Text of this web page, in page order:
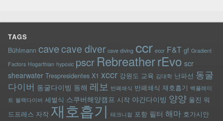
TAGS
Bühlmann cavecave diver cave diving ccr eccr F&T gf Gradient
Factors Hogarthian hypoxic pscr RebreatherrEvo scr
shearwater Trespresidentes X1 xccr 강원도 교육 김대학 난파선 동굴
다이버 동굴다이빙 동해 레보 반폐쇄식 반폐쇄식 재호흡기 백플레이
트 블랙다이버 세벌식 스쿠버해양캠프 시작 야간다이빙 양양 울진 워
드프레스 자작 재호흡기 테크니컬 포항 필터 해마 호가시안